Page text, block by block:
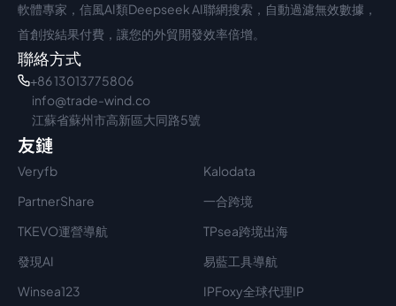
軟體專家，信風AI類Deepseek AI聯網搜索，自動過濾無效數據，
首創按結果付費，讓您的外貿開發效率倍增。
聯絡方式
+86 13013775806
info@trade-wind.co
江蘇省蘇州市高新區大同路5號
友鏈
Veryfb
Kalodata
PartnerShare
一合跨境
TKEVO運營導航
TPsea跨境出海
發現AI
易藍工具導航
Winsea123
IPFoxy全球代理IP